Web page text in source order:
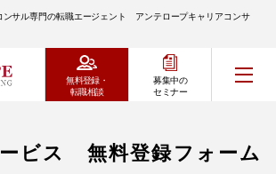
ンサル専門の転職エージェント アンテロープキャリアコンサ
無料登録・
転職相談
募集中の
セミナー
ビス 無料登録フォーム